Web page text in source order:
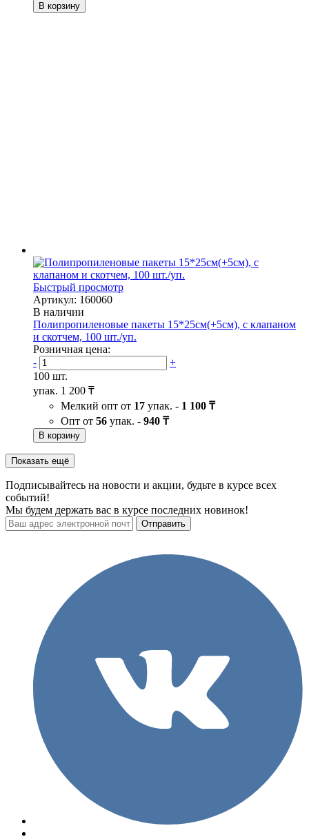
В корзину
Быстрый просмотр
Артикул: 160060
В наличии
Полипропиленовые пакеты 15*25см(+5см), с клапаном
и скотчем, 100 шт./уп.
Розничная цена:
-
+
100 шт.
упак. 1 200 ₸
Мелкий опт от 17 упак. - 1 100 ₸
Опт от 56 упак. - 940 ₸
В корзину
Показать ещё
Подписывайтесь на новости и акции, будьте в курсе всех
событий!
Мы будем держать вас в курсе последних новинок!